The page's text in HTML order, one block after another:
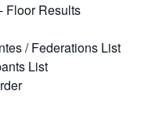
Floor Results
/ Federations List
List